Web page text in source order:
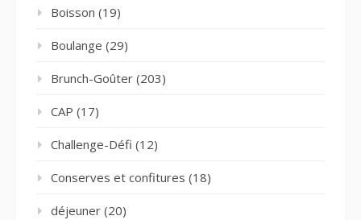
Boisson (19)
Boulange (29)
Brunch-Goûter (203)
CAP (17)
Challenge-Défi (12)
Conserves et confitures (18)
déjeuner (20)